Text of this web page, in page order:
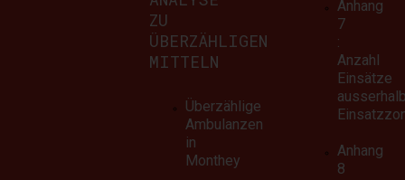
ZU
ÜBERZÄHLIGEN
MITTELN
Überzählige
Ambulanzen
in
Monthey
Anhang
7
:
Anzahl
Einsätze
ausserhalb
Anhang
8